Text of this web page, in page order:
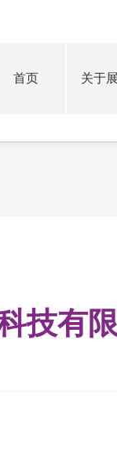
首页 关于
技有